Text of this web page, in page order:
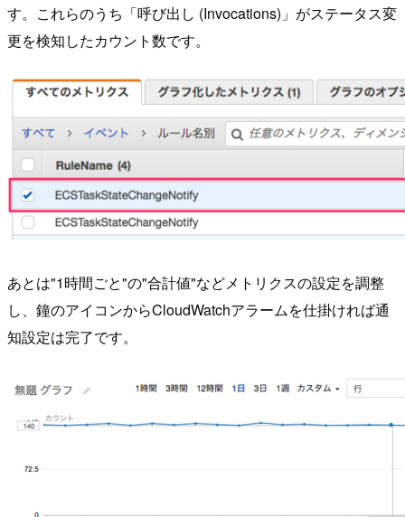
す。これらのうち「呼び出し (Invocations)」がステータス変
更を検知したカウント数です。
あとは"1時間ごと"の"合計値"などメトリクスの設定を調整
し、鐘のアイコンからCloudWatchアラームを仕掛ければ通
知設定は完了です。